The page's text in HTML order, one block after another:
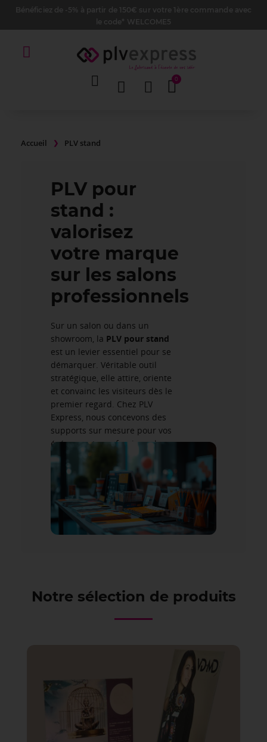
Bénéficiez de -5% à partir de 150€ sur votre 1ère commande avec
le code* WELCOME5
Accueil PLV stand
PLV pour
stand :
valorisez
votre marque
sur les salons
professionnels
Sur un salon ou dans un
showroom, la PLV pour stand
est un levier essentiel pour se
démarquer. Véritable outil
stratégique, elle attire, oriente
et convainc les visiteurs dès le
premier regard. Chez PLV
Express, nous concevons des
supports sur mesure pour vos
événements professionnels,
dans une logique de
communication visuelle
percutante.
Notre sélection de produits